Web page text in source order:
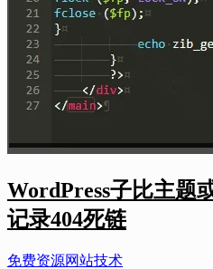
WordPress子比主题
记录404死链
免费资源网站技术